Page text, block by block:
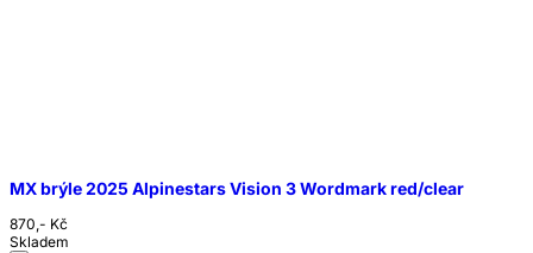
MX brýle 2025 Alpinestars Vision 3 Wordmark red/clear
870,- Kč
Skladem